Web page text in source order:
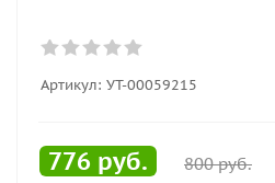
Артикул: УТ-00059215
776 руб. 800руб.